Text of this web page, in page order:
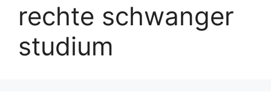
rechte schwanger
studium